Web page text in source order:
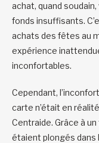
achat, quand
fonds insuffisants.
achats des fêtes au
expérience
inconfortables.
Cependant,
carte n’était en
Centraide. Grâce à
étaient plongés dans